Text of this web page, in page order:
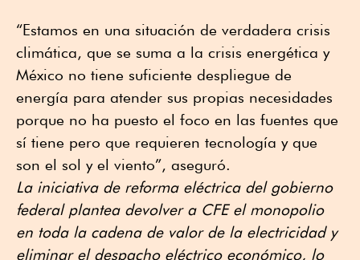
“Estamos en una situación de verdadera crisis
climática, que se suma a la crisis energética y
México no tiene suficiente despliegue de
energía para atender sus propias necesidades
porque no ha puesto el foco en las fuentes que
sí tiene pero que requieren tecnología y que
son el sol y el viento”, aseguró.
La iniciativa de reforma eléctrica del gobierno
federal plantea devolver a CFE el monopolio
en toda la cadena de valor de la electricidad y
eliminar el despacho eléctrico económico, lo